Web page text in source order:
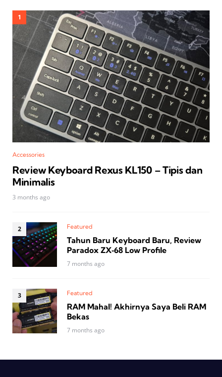
Accessories
Review Keyboard Rexus KL150 – Tipis dan
Minimalis
3 months ago
Featured
Tahun Baru Keyboard Baru, Review
Paradox ZX‑68 Low Profile
7 months ago
Featured
RAM Mahal! Akhirnya Saya Beli RAM
Bekas
7 months ago